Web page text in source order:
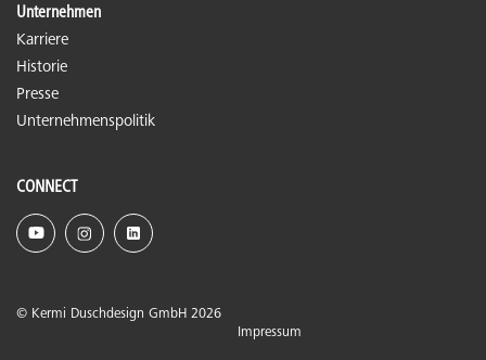
Unternehmen
Karriere
Historie
Presse
Unternehmenspolitik
CONNECT
© Kermi Duschdesign GmbH 2026
Impressum